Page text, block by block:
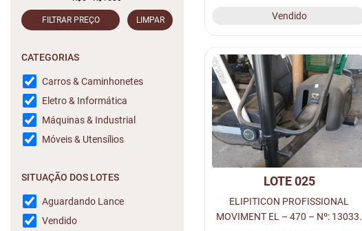
FILTRAR PREÇO LIMPAR
CATEGORIAS
Carros & Caminhonetes
Eletro & Informática
Máquinas & Industrial
Móveis & Utensílios
SITUAÇÃO DOS LOTES
Aguardando Lance
Vendido
Vendido
LOTE 025
ELIPITICON PROFISSIONAL
MOVIMENT EL – 470 – Nº: 13033.